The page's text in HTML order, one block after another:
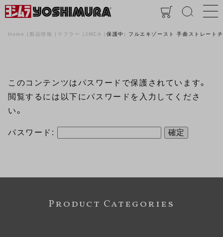
Home 製品情報 マフラー JMCA 保護中: フルエキゾースト 手曲ストレート
このコンテンツはパスワードで保護されています。
閲覧するには以下にパスワードを入力してくださ
い。
パスワード:
Product Categories